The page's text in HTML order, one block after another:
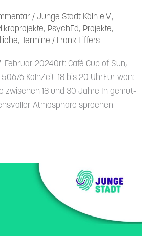
/ Junge Stadt Köln e.V.,
, PsychEd , Projekte,
, Termine / Frank Liffers
Februar 2024Ort: Café Cup of Sun,
KölnZeit: 18 bis 20 UhrFür wen:
zwischen 18 und 30 Jahre In gemüt­
Atmosphäre sprechen